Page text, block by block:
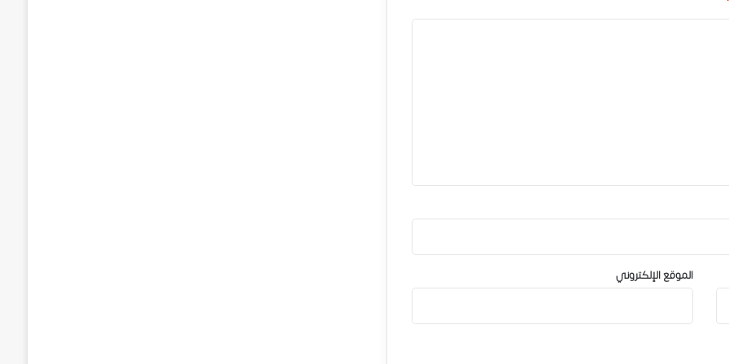
الموقع الإلكتروني